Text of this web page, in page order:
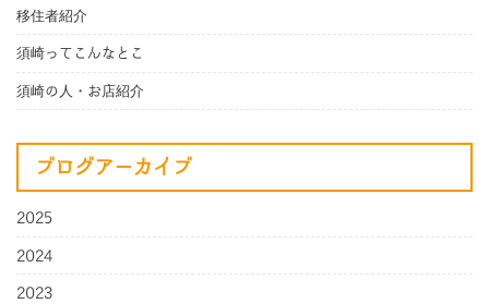
移住者紹介
須崎ってこんなとこ
須崎の人・お店紹介
ブログアーカイブ
2025
2024
2023